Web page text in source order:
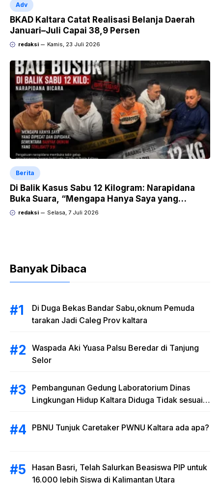
Adv
BKAD Kaltara Catat Realisasi Belanja Daerah
Januari–Juli Capai 38,9 Persen
redaksi Kamis, 23 Juli 2026
Berita
Di Balik Kasus Sabu 12 Kilogram: Narapidana
Buka Suara, “Mengapa Hanya Saya yang
Dipecat dan Dipidana?
redaksi Selasa, 7 Juli 2026
Banyak Dibaca
Di Duga Bekas Bandar Sabu,oknum Pemuda
tarakan Jadi Caleg Prov kaltara
Waspada Aki Yuasa Palsu Beredar di Tanjung
Selor
Pembangunan Gedung Laboratorium Dinas
Lingkungan Hidup Kaltara Diduga Tidak sesuai
PBNU Tunjuk Caretaker PWNU Kaltara ada apa?
Hasan Basri, Telah Salurkan Beasiswa PIP untuk
16.000 lebih Siswa di Kalimantan Utara